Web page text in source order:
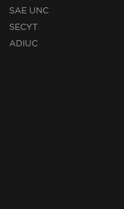
SAE UNC
SECYT
ADIUC